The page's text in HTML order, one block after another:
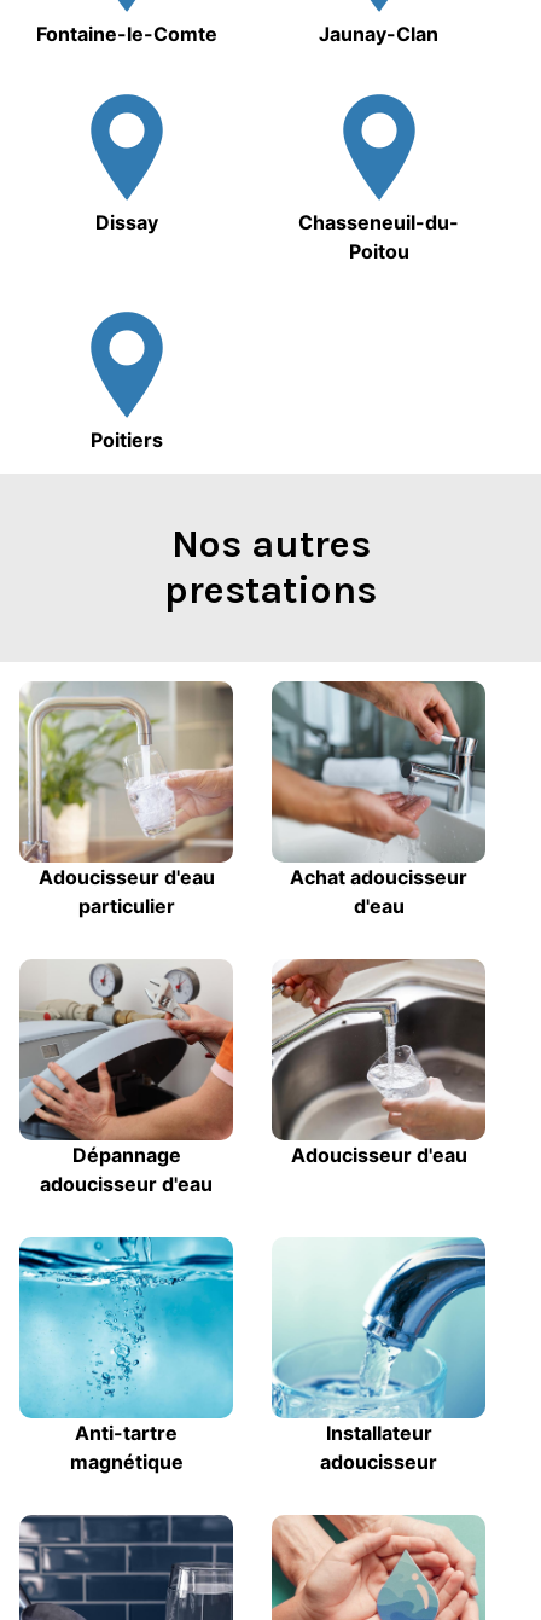
Fontaine-le-Comte Jaunay-Clan
Dissay
Chasseneuil-du-
Poitou
Poitiers
Nos autres
prestations
Adoucisseur d'eau
particulier
Achat adoucisseur
d'eau
Dépannage
adoucisseur d'eau
Adoucisseur d'eau
Anti-tartre
magnétique
Installateur
adoucisseur